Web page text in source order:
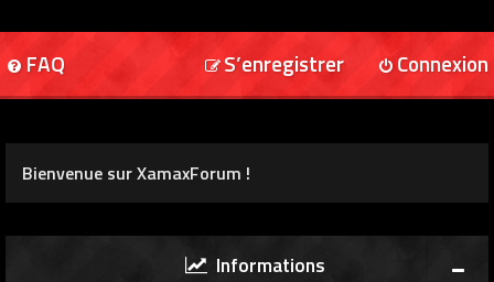
FAQ Connexion
S’enregistrer
Bienvenue sur XamaxForum !
Informations